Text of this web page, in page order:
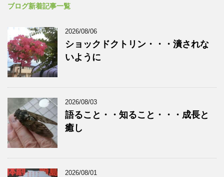
ブログ新着記事一覧
2026/08/06
ショックドクトリン・・・潰されな
いように
2026/08/03
語ること・・知ること・・・成長と
癒し
2026/08/01